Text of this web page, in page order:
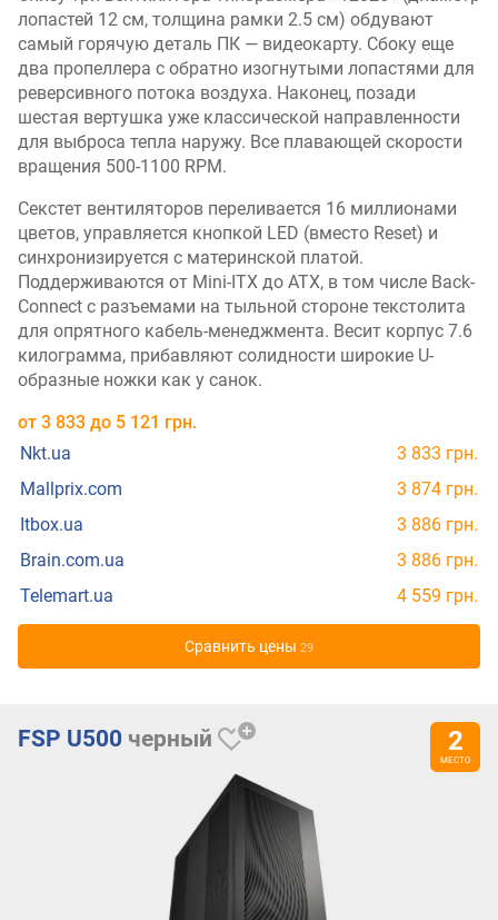
лопастей 12 см, толщина рамки 2.5 см) обдувают
самый горячую деталь ПК — видеокарту. Сбоку еще
два пропеллера с обратно изогнутыми лопастями для
реверсивного потока воздуха. Наконец, позади
шестая вертушка уже классической направленности
для выброса тепла наружу. Все плавающей скорости
вращения 500-1100 RPM.
Секстет вентиляторов переливается 16 миллионами
цветов, управляется кнопкой LED (вместо Reset) и
синхронизируется с материнской платой.
Поддерживаются от Mini-ITX до ATX, в том числе Back-
Connect с разъемами на тыльной стороне текстолита
для опрятного кабель-менеджмента. Весит корпус 7.6
килограмма, прибавляют солидности широкие U-
образные ножки как у санок.
от 3 833 до 5 121 грн.
Nkt.ua
3 833 грн.
Mallprix.com
3 874 грн.
Itbox.ua
3 886 грн.
Brain.com.ua
3 886 грн.
Telemart.ua
4 559 грн.
Cравнить цены 29
FSP U500 черный